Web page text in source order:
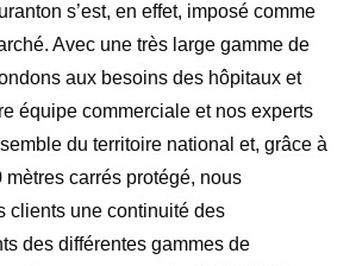
s’est, en effet, imposé comme
Avec une très large gamme de
aux besoins des hôpitaux et
équipe commerciale et nos experts
du territoire national et, grâce à
mètres carrés protégé, nous
clients une continuité des
des différentes gammes de